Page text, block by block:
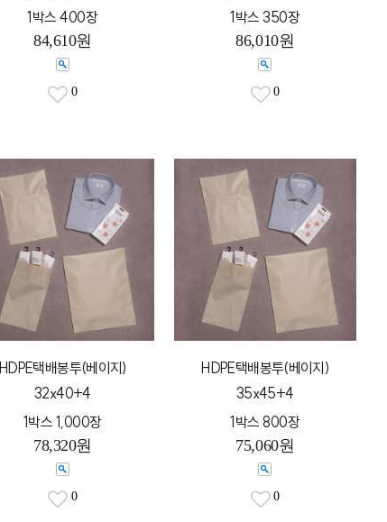
1박스 400장
84,610원
0
1박스 350장
86,010원
0
HDPE택배봉투(베이지)
32x40+4
1박스 1,000장
78,320원
0
HDPE택배봉투(베이지)
35x45+4
1박스 800장
75,060원
0